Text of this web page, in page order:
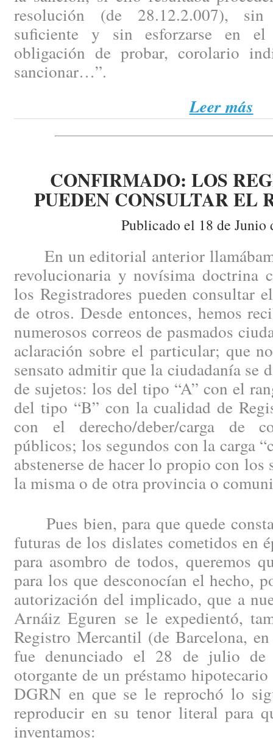
resolución (de 28.12.2.007), sin
suficiente y sin esforzarse en
obligación de probar, corolario
sancionar…”.
Leer más
CONFIRMADO: LOS
PUEDEN CONSULTAR EL
Publicado el 18 de Junio
En un editorial anterior
revolucionaria y novísima doctrina
los Registradores pueden consultar
de otros. Desde entonces, hemos
numerosos correos de pasmados
aclaración sobre el particular; que
sensato admitir que la ciudadanía se
de sujetos: los del tipo “A” con el
del tipo “B” con la cualidad de
con el derecho/deber/carga de
públicos; los segundos con la carga
abstenerse de hacer lo propio con los
la misma o de otra provincia o
Pues bien, para que quede
futuras de los dislates cometidos en
para asombro de todos, queremos
para los que desconocían el hecho,
autorización del implicado, que a
Arnáiz Eguren se le expedientó,
Registro Mercantil (de Barcelona,
fue denunciado el 28 de julio
otorgante de un préstamo
DGRN en que se le reprochó lo
reproducir en su tenor literal para
inventamos: